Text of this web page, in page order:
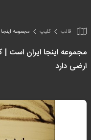
قالب کلیپ مجموعه
مجموعه اینجا ایران است
ارضی دارد